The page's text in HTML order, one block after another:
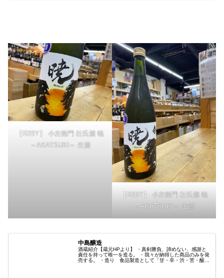
【R2BY】 小左衛門 杜氏酒 暁
～AKATSUKI～ 生酒
【R2BY】 小左衛門 杜氏酒 暁
～AKATSUKI～ 生酒
中島醸造
酒蔵紹介【蔵元HPより】 ・真剣勝負、諦めない、感謝と
責任を持って唯一を造る。 ・我々が納得した商品のみを発
売する。 ・造り 食品製造として「甘・辛・渋・苦・酸」